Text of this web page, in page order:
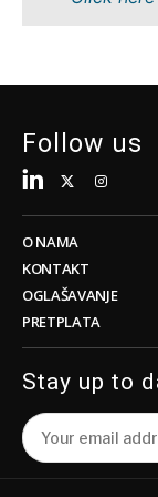
Održivost
Tehnologija
Prevoz
Trgovina
Insights
sto
Održivost
Turizam
Trgovina
Insights
Intervju
Mišljenje
Okrugli
sto
Analiza
Follow us
O NAMA
KONTAKT
OGLAŠAVANJE
PRETPLATA
Stay up to